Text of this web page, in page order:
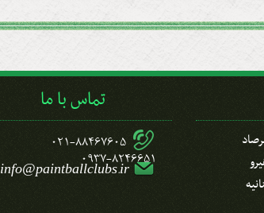
تماس با ما
021-88467605
0937-8246651
info@paintballclubs.ir